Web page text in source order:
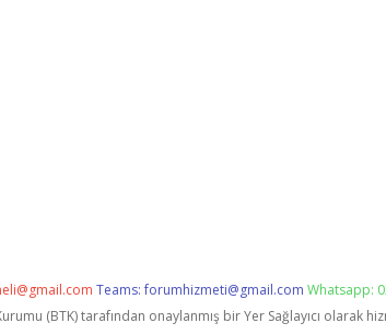
Teams:forumhizmeti@gmail.com Whatsapp:
(BTK) tarafından onaylanmış bir Yer Sağlayıcı